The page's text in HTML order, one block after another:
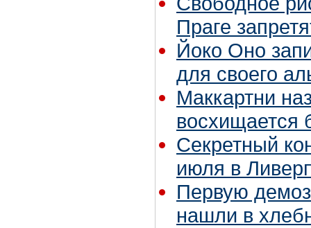
Праге
Йоко Оно
для своего
Маккартни
восхищается
Секретный
июля в
Первую
нашли в